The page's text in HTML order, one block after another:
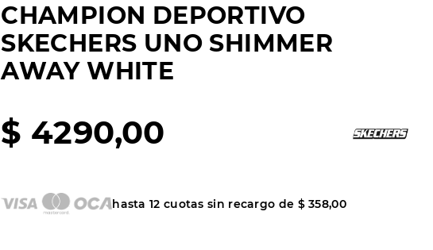
CHAMPION DEPORTIVO
SKECHERS UNO SHIMMER
AWAY WHITE
$ 4290,00
hasta12 cuotas sin recargo de $ 358,00